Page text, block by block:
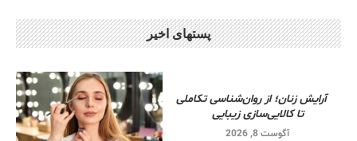
پستهای اخیر
آرایش زنان؛ از روان‌شناسی تکاملی
تا کالایی‌سازی زیبایی
آگوست 8, 2026